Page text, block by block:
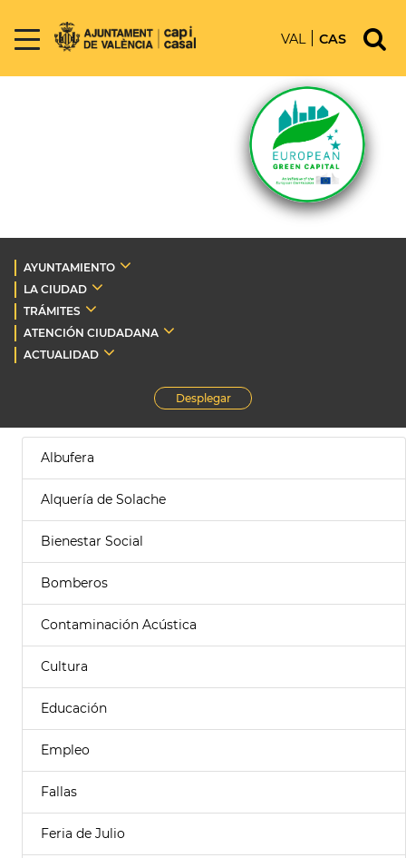
VAL CAS
AYUNTAMIENTO
LA CIUDAD
TRÁMITES
ATENCIÓN CIUDADANA
ACTUALIDAD
Desplegar
Albufera
Alquería de Solache
Bienestar Social
Bomberos
Contaminación Acústica
Cultura
Educación
Empleo
Fallas
Feria de Julio